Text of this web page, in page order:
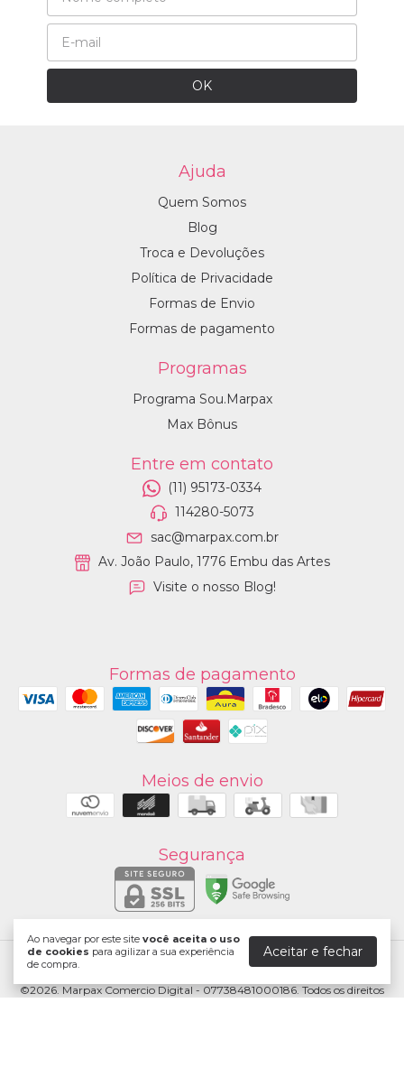
Ao navegar por este site você aceita o uso
de cookies para agilizar a sua experiência
de compra.
Aceitar e fechar
Ajuda
Quem Somos
Blog
Troca e Devoluções
Política de Privacidade
Formas de Envio
Formas de pagamento
Programas
Programa Sou.Marpax
Max Bônus
Entre em contato
(11) 95173-0334
114280-5073
sac@marpax.com.br
Av. João Paulo, 1776 Embu das Artes
Visite o nosso Blog!
Formas de pagamento
Meios de envio
Segurança
©2026. Marpax Comercio Digital - 07738481000186. Todos os direitos